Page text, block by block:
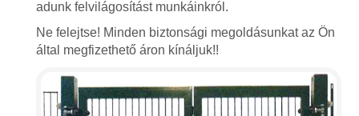
adunk felvilágosítást munkáinkról.
Ne felejtse! Minden biztonsági megoldásunkat az Ön
által megfizethető áron kínáljuk!!